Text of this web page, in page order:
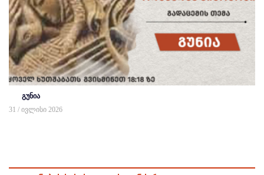
გუნია
31 / ივლისი 2026